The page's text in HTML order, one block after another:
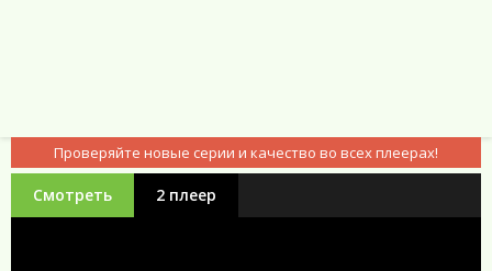
Проверяйте новые серии и качество во всех плеерах!
Смотреть 2 плеер